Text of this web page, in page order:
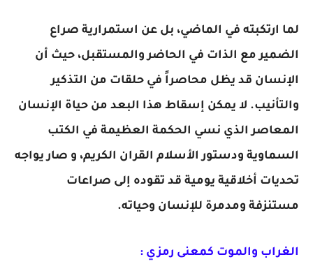
لما ارتكبته في الماضي، بل عن استمرارية صراع
الضمير مع الذات في الحاضر والمستقبل، حيث أن
الإنسان قد يظل محاصراً في حلقات من التذكير
والتأنيب. لا يمكن إسقاط هذا البعد من حياة الإنسان
المعاصر الذي نسي الحكمة العظيمة في الكتب
السماوية ودستور الأسلام القران الكريم، و صار يواجه
تحديات أخلاقية يومية قد تقوده إلى صراعات
مستنزفة ومدمرة للإنسان وحياته.
الغراب والموت كمعنى رمزي :